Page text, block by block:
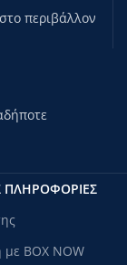
περιβάλλον
ΠΛΗΡΟΦΟΡΙΕΣ
BOX NOW